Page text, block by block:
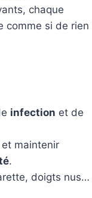
chaque
comme si de rien
infection et de
maintenir
.
doigts nus…